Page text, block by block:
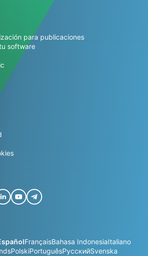
para publicaciones
software
FrançaisBahasa IndonesiaItaliano
PolskiPortuguêsРусскийSvenska